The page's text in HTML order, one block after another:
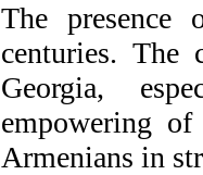
The
centuries.
Georgia,
empowering
Armenians in